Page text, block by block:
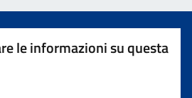
le informazioni su questa